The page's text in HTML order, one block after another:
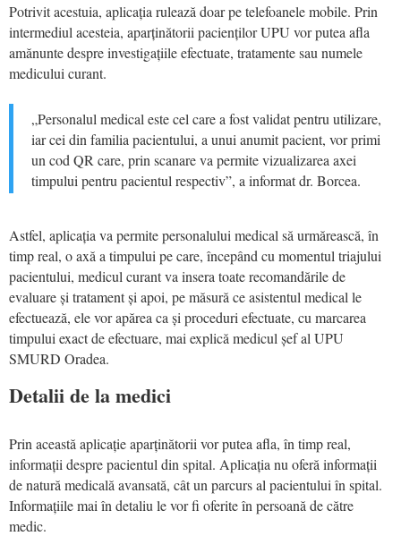
Potrivit acestuia, aplicația rulează doar pe telefoanele mobile. Prin
intermediul acesteia, aparținătorii pacienților UPU vor putea afla
amănunte despre investigațiile efectuate, tratamente sau numele
medicului curant.
„Personalul medical este cel care a fost validat pentru utilizare,
iar cei din familia pacientului, a unui anumit pacient, vor primi
un cod QR care, prin scanare va permite vizualizarea axei
timpului pentru pacientul respectiv”, a informat dr. Borcea.
Astfel, aplicația va permite personalului medical să urmărească, în
timp real, o axă a timpului pe care, începând cu momentul triajului
pacientului, medicul curant va insera toate recomandările de
evaluare și tratament și apoi, pe măsură ce asistentul medical le
efectuează, ele vor apărea ca și proceduri efectuate, cu marcarea
timpului exact de efectuare, mai explică medicul șef al UPU
SMURD Oradea.
Detalii de la medici
Prin această aplicație aparținătorii vor putea afla, în timp real,
informații despre pacientul din spital. Aplicația nu oferă informații
de natură medicală avansată, cât un parcurs al pacientului în spital.
Informațiile mai în detaliu le vor fi oferite în persoană de către
medic.